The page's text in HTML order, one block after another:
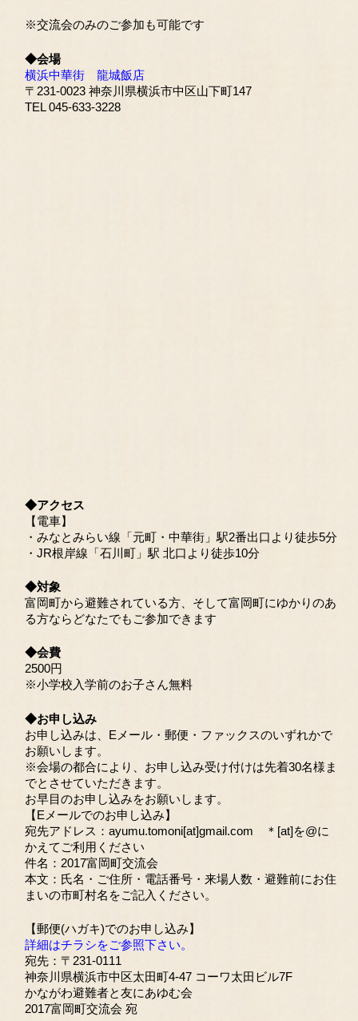
※交流会のみのご参加も可能です
◆会場
横浜中華街 龍城飯店
〒231-0023 神奈川県横浜市中区山下町147
TEL 045-633-3228
◆アクセス
【電車】
・みなとみらい線「元町・中華街」駅2番出口より徒歩5分
・JR根岸線「石川町」駅 北口より徒歩10分
◆対象
富岡町から避難されている方、そして富岡町にゆかりのあ
る方ならどなたでもご参加できます
◆会費
2500円
※小学校入学前のお子さん無料
◆お申し込み
お申し込みは、Eメール・郵便・ファックスのいずれかで
お願いします。
※会場の都合により、お申し込み受け付けは先着30名様ま
でとさせていただきます。
お早目のお申し込みをお願いします。
【Eメールでのお申し込み】
宛先アドレス：ayumu.tomoni[at]gmail.com ＊[at]を@に
かえてご利用ください
件名：2017富岡町交流会
本文：氏名・ご住所・電話番号・来場人数・避難前にお住
まいの市町村名をご記入ください。
【郵便(ハガキ)でのお申し込み】
詳細はチラシをご参照下さい。
宛先：〒231-0111
神奈川県横浜市中区太田町4-47 コーワ太田ビル7F
かながわ避難者と友にあゆむ会
2017富岡町交流会 宛